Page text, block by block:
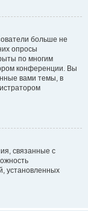
больше не
опросы
по многим
конференции. Вы
вами темы, в
связанные с
установленных